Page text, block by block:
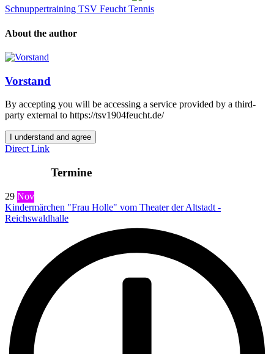
Schnuppertraining TSV Feucht Tennis
About the author
Vorstand
By accepting you will be accessing a service provided by a third-
party external to https://tsv1904feucht.de/
I understand and agree
Direct Link
Termine
29 Nov
Kindermärchen "Frau Holle" vom Theater der Altstadt -
Reichswaldhalle